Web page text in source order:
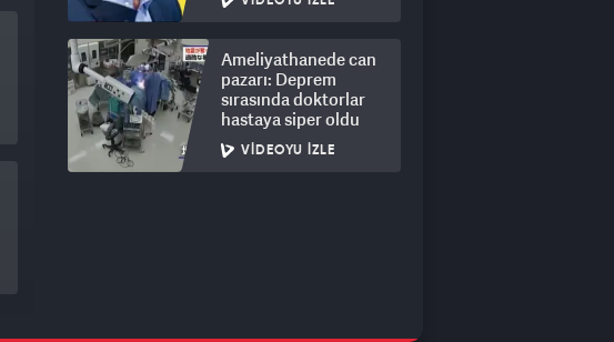
Ameliyathanede can
pazarı: Deprem
sırasında doktorlar
hastaya siper oldu
VIDEOYU İZLE